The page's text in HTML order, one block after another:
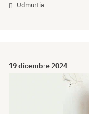
Udmurtia
19 dicembre 2024